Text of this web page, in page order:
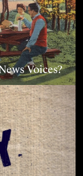
Voices?